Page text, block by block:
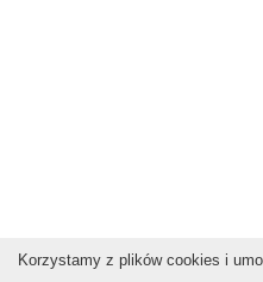
Korzystamy z plików cookies i